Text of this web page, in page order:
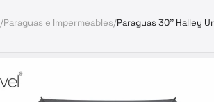
/Paraguas e Impermeables/Paraguas 30'' Halley